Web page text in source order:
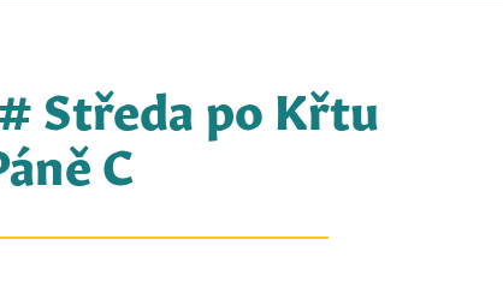
Středa po Křtu
C